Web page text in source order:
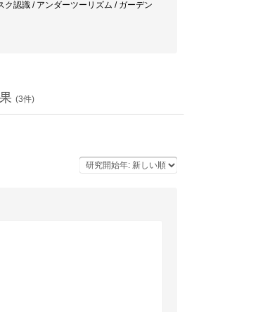
認識 / アンダーツーリズム / ガーデン
(3件)